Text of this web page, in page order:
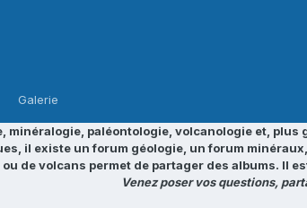
Galerie
minéralogie, paléontologie, volcanologie et,
il existe un forum géologie, un forum
de volcans permet de partager des albums. Il
Venez poser vos questions,